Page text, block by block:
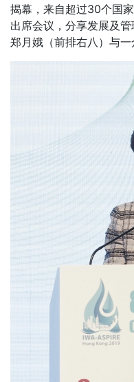
揭幕，来自超过30个国
出席会议，分享发展及
郑月娥（前排右八）与